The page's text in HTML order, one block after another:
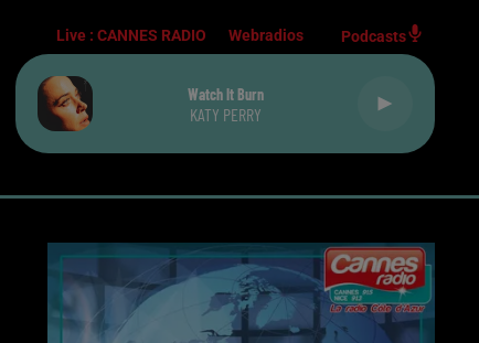
Live :CANNES RADIO Webradios Podcasts
Watch It Burn
KATY PERRY